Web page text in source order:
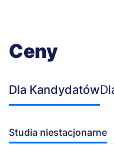
Ceny
Dla Kandydatów
Studia niestacjonarne